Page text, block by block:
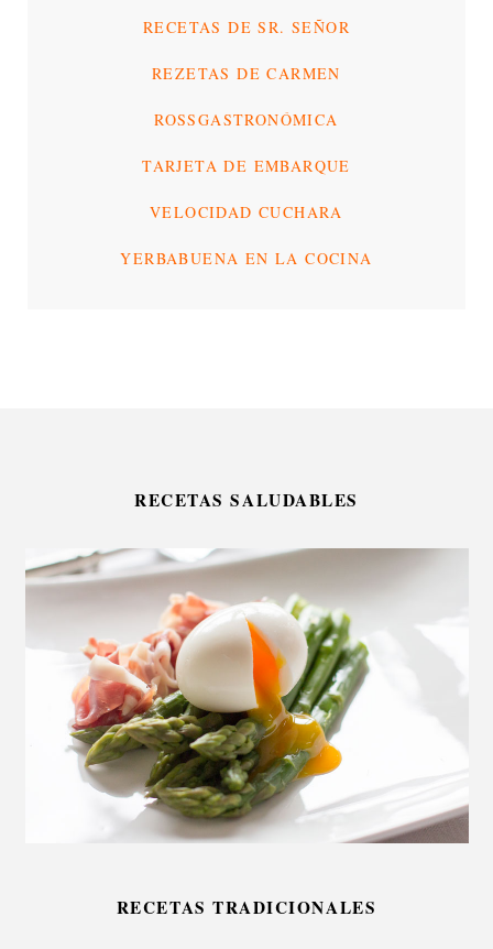
RECETAS DE SR. SEÑOR
REZETAS DE CARMEN
ROSSGASTRONÓMICA
TARJETA DE EMBARQUE
VELOCIDAD CUCHARA
YERBABUENA EN LA COCINA
RECETAS SALUDABLES
RECETAS TRADICIONALES